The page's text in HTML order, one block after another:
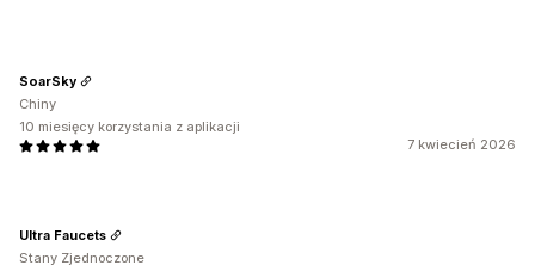
7 kwiecień 2026
SoarSky
Chiny
10 miesięcy korzystania z aplikacji
Ultra Faucets
Stany Zjednoczone